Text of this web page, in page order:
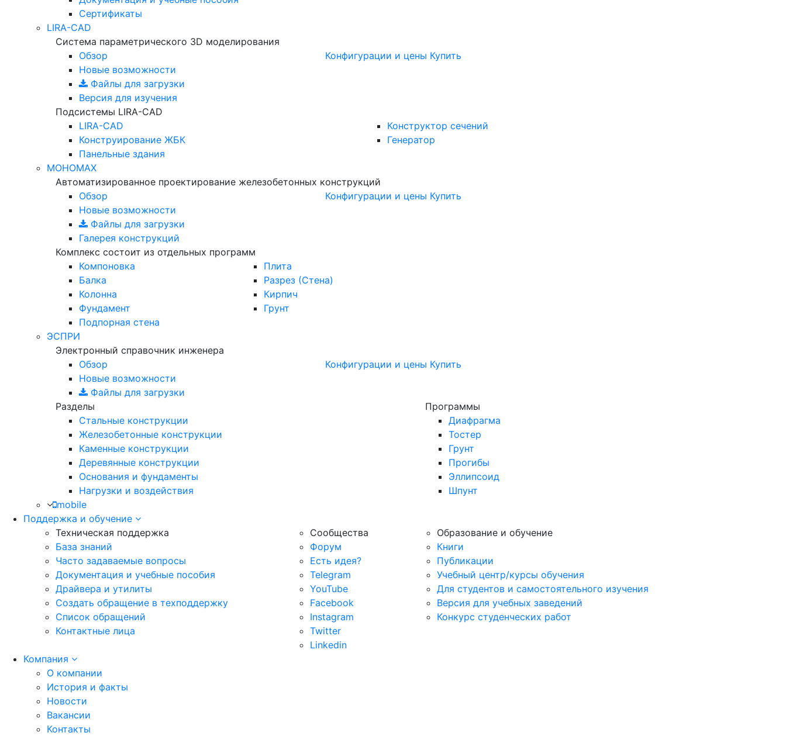
Сертификаты
LIRA-CAD
Система параметрического 3D моделирования
Обзор
Новые возможности
Файлы для загрузки
Версия для изучения
Конфигурации и цены Купить
Подсистемы LIRA-CAD
LIRA-CAD
Конструирование ЖБК
Панельные здания
Конструктор сечений
Генератор
МОНОМАХ
Автоматизированное проектирование железобетонных конструкций
Обзор
Новые возможности
Файлы для загрузки
Галерея конструкций
Конфигурации и цены Купить
Комплекс состоит из отдельных программ
Компоновка
Балка
Колонна
Фундамент
Подпорная стена
Плита
Разрез (Стена)
Кирпич
Грунт
ЭСПРИ
Электронный справочник инженера
Обзор
Новые возможности
Файлы для загрузки
Конфигурации и цены Купить
Разделы
Программы
Стальные конструкции
Железобетонные конструкции
Каменные конструкции
Деревянные конструкции
Основания и фундаменты
Нагрузки и воздействия
Диафрагма
Тостер
Грунт
Прогибы
Эллипсоид
Шпунт
mobile
Поддержка и обучение
Техническая поддержка
База знаний
Часто задаваемые вопросы
Документация и учебные пособия
Драйвера и утилиты
Создать обращение в техподдержку
Список обращений
Контактные лица
Сообщества
Форум
Есть идея?
Telegram
YouTube
Facebook
Instagram
Twitter
Linkedin
Образование и обучение
Книги
Публикации
Учебный центр/курсы обучения
Для студентов и самостоятельного изучения
Версия для учебных заведений
Конкурс студенческих работ
Компания
О компании
История и факты
Новости
Вакансии
Контакты